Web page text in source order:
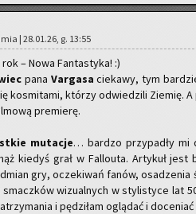
| 28.01.26, g. 13:55
– Nowa Fan­ta­sty­ka! :)
pana Var­ga­sa cie­ka­wy, tym
ko­smi­ta­mi, któ­rzy od­wie­dzi­li Zie­mię.
pre­mie­rę.
mu­ta­cje… bar­dzo przy­pa­dły mi
kie­dyś grał w Fal­lo­uta. Ar­ty­kuł
gry, ocze­ki­wań fanów,
smacz­ków wi­zu­al­nych w sty­li­sty­ce lat
i pę­dzi­łam oglą­dać i